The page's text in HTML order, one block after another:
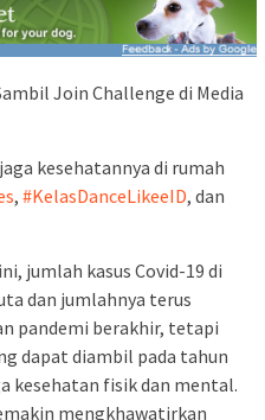
Join Challenge di Media
kesehatannya di rumah
, #KelasDanceLikeeID, dan
jumlah kasus Covid-19 di
dan jumlahnya terus
pandemi berakhir, tetapi
dapat diambil pada tahun
kesehatan fisik dan mental.
mengkhawatirkan